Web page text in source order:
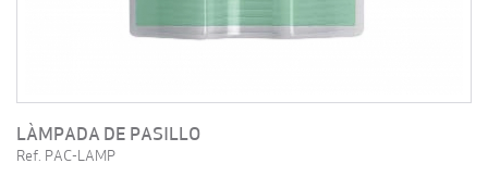
LÀMPADA DE PASILLO
Ref. PAC-LAMP